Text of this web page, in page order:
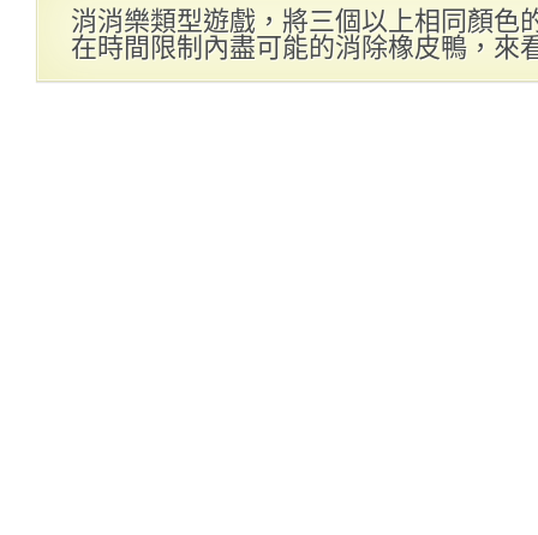
消消樂類型遊戲，將三個以上相同顏色
在時間限制內盡可能的消除橡皮鴨，來